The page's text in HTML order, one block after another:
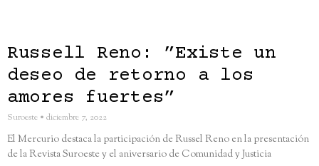
Russell Reno: ”Existe un
deseo de retorno a los
amores fuertes”
Suroeste diciembre 7, 2022
El Mercurio destaca la participación de Russel Reno en la presentación
de la Revista Suroeste y el aniversario de Comunidad y Justicia